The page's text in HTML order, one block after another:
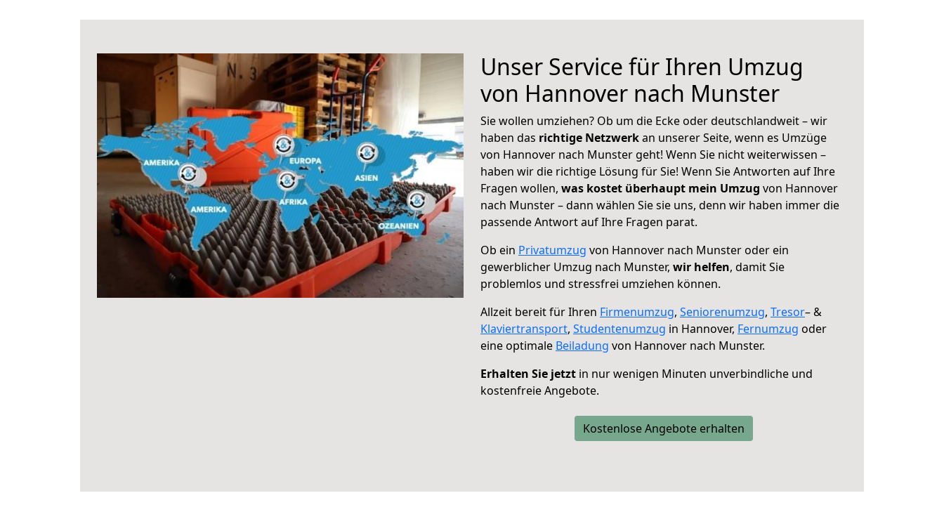
Unser Service für Ihren Umzug
von Hannover nach Munster
Sie wollen umziehen? Ob um die Ecke oder deutschlandweit – wir
haben das richtige Netzwerkan unserer Seite, wenn es Umzüge
von Hannover nach Munster geht! Wenn Sie nicht weiterwissen –
haben wir die richtige Lösung für Sie! Wenn Sie Antworten auf Ihre
Fragen wollen, was kostet überhaupt mein Umzug von Hannover
nach Munster – dann wählen Sie sie uns, denn wir haben immer die
passende Antwort auf Ihre Fragen parat.
Ob ein Privatumzug von Hannover nach Munster oder ein
gewerblicher Umzug nach Munster, wir helfen, damit Sie
problemlos und stressfrei umziehen können.
Allzeit bereit für Ihren Firmenumzug, Seniorenumzug, Tresor– &
Klaviertransport, Studentenumzug in Hannover, Fernumzug oder
eine optimale Beiladung von Hannover nach Munster.
Erhalten Sie jetzt in nur wenigen Minuten unverbindliche und
kostenfreie Angebote.
Kostenlose Angebote erhalten